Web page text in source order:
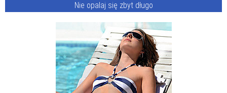
Nie opalaj się zbyt długo